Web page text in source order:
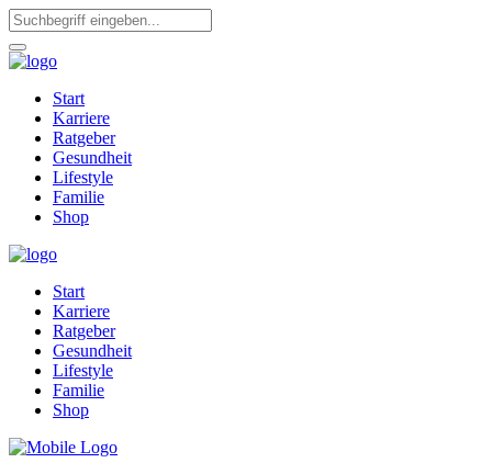
Start
Karriere
Ratgeber
Gesundheit
Lifestyle
Familie
Shop
Start
Karriere
Ratgeber
Gesundheit
Lifestyle
Familie
Shop